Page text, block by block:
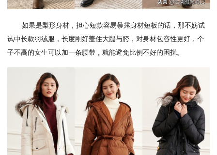
如果是梨形身材，担心短款容易暴露身材短板的话，那不妨试
试中长款羽绒服，长度刚好盖住大腿与胯，对身材包容性更好，个
子不高的女生可以加一条腰带，就能避免比例不好的困扰。